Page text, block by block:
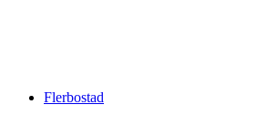
Flerbostad